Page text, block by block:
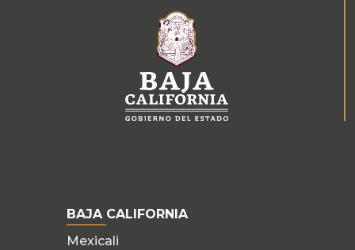
BAJA CALIFORNIA
Mexicali